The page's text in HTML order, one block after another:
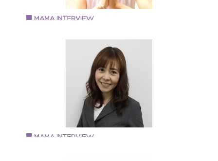
として多くの高齢者の方々と接している。 「０～１０
歳まで自分らしく！」をテーマに日々を過ごしている
グ添削・メルマガ・コラムの執筆・サークルを立ち上
げ、YouTube動画作製、イベントの企画運営を手がけ
る。 個人では月１の各種講座開催、個人セッションを
う。 大阪府大阪市出身 大阪在住 現在３児の母。
妊活Yoga Navigator HARUMIとして活動
・これまでに10000回以上のYOGA指導（ヨガ指導歴11
年、マタニティ・産後ママヨガ指導歴10年） ・子宝整
師(８３パーセントの妊娠率) ・大阪市北区子育て支援
ッスン講師 ・子宝成就の中山寺にて講師を務める（神
新聞掲載） ・阪急東宝グループウメダ
FM「BeHappy789」【弁天ラミの魅せる♪オープンハー
ト】 にてラジオ出演 ・「オンラインフェス 2017」オ